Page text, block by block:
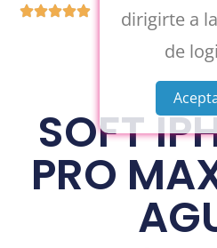
SOFT
PRO
dirigirte a
de